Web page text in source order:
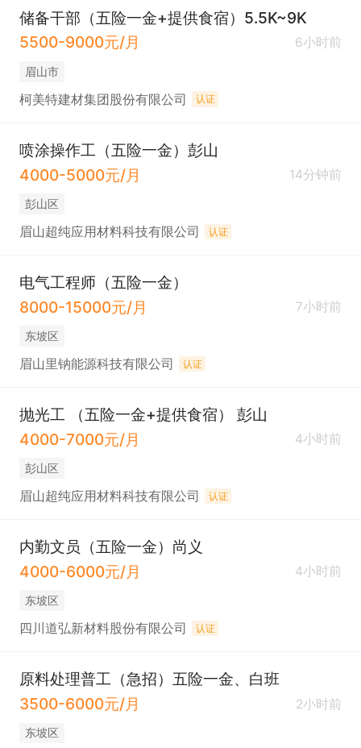
储备干部（五险一金+提供食宿）5.5K~9K
5500-9000元/月
6小时前
眉山市
柯美特建材集团股份有限公司 认证
喷涂操作工（五险一金）彭山
4000-5000元/月
14分钟前
彭山区
眉山超纯应用材料科技有限公司 认证
电气工程师（五险一金）
8000-15000元/月
7小时前
东坡区
眉山里钠能源科技有限公司 认证
抛光工 （五险一金+提供食宿） 彭山
4000-7000元/月
4小时前
彭山区
眉山超纯应用材料科技有限公司 认证
内勤文员（五险一金）尚义
4000-6000元/月
4小时前
东坡区
四川道弘新材料股份有限公司 认证
原料处理普工（急招）五险一金、白班
3500-6000元/月
2小时前
东坡区